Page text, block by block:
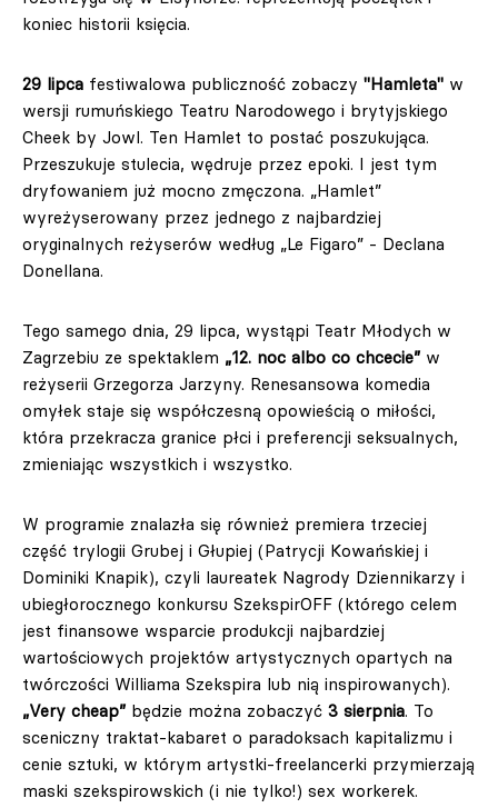
koniec historii księcia.
29 lipca festiwalowa publiczność zobaczy "Hamleta" w
wersji rumuńskiego Teatru Narodowego i brytyjskiego
Cheek by Jowl. Ten Hamlet to postać poszukująca.
Przeszukuje stulecia, wędruje przez epoki. I jest tym
dryfowaniem już mocno zmęczona. „Hamlet”
wyreżyserowany przez jednego z najbardziej
oryginalnych reżyserów według „Le Figaro” - Declana
Donellana.
Tego samego dnia, 29 lipca, wystąpi Teatr Młodych w
Zagrzebiu ze spektaklem „12. noc albo co chcecie” w
reżyserii Grzegorza Jarzyny. Renesansowa komedia
omyłek staje się współczesną opowieścią o miłości,
która przekracza granice płci i preferencji seksualnych,
zmieniając wszystkich i wszystko.
W programie znalazła się również premiera trzeciej
część trylogii Grubej i Głupiej (Patrycji Kowańskiej i
Dominiki Knapik), czyli laureatek Nagrody Dziennikarzy i
ubiegłorocznego konkursu SzekspirOFF (którego celem
jest finansowe wsparcie produkcji najbardziej
wartościowych projektów artystycznych opartych na
twórczości Williama Szekspira lub nią inspirowanych).
„Very cheap” będzie można zobaczyć 3 sierpnia. To
sceniczny traktat-kabaret o paradoksach kapitalizmu i
cenie sztuki, w którym artystki-freelancerki przymierzają
maski szekspirowskich (i nie tylko!) sex workerek.